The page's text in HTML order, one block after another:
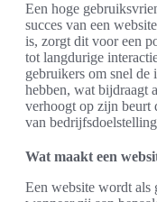
Een hoge
succes van een
is, zorgt dit voor een
tot langdurige
gebruikers om snel
hebben, wat bijdraagt
verhoogt op zijn beurt
van
Wat maakt een
Een website wordt als